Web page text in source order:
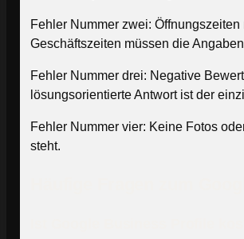
Fehler Nummer zwei:
Geschäftszeiten müssen die
Fehler Nummer drei: Negative
lösungsorientierte Antwort ist der
Fehler Nummer vier: Keine Fotos
steht.